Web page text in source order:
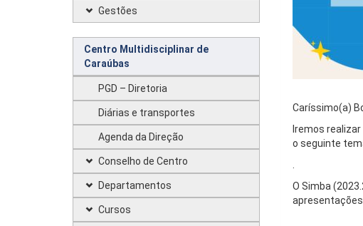
Gestões
Centro Multidisciplinar de
Caraúbas
PGD – Diretoria
Diárias e transportes
Agenda da Direção
Conselho de Centro
Departamentos
Cursos
Caríssimo(a)
Iremos
o seguinte
O Simba